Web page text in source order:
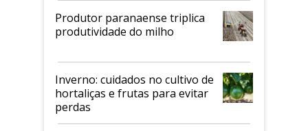
Produtor paranaense triplica
produtividade do milho
Inverno: cuidados no cultivo de
hortaliças e frutas para evitar
perdas